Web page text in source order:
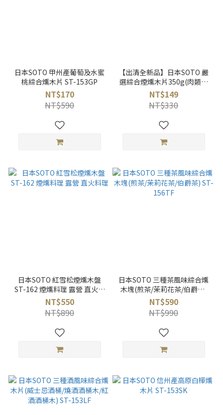
日本SOTO 甲州產葡萄及水蜜
桃綜合燻木片 ST-153GP
NT$170
NT$590
【出清全新品】日本SOTO 嚴
選綜合煙燻木片350g(肉類適
用/魚類適用) ST-1318/ ST-
1319
NT$149
NT$330
日本SOTO 紅雪松煙燻木盤
ST-162 煙燻料理 露營 直火料
理
NT$550
NT$890
日本SOTO 三種茶風味綜合燻
木塊(煎茶/茉莉花茶/伯爵茶)
ST-156TF
NT$590
NT$990